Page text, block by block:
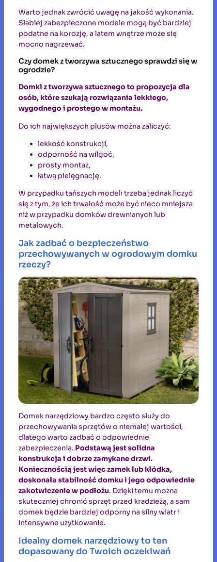
Warto jednak zwrócić uwagę na jakość wykonania.
Słabiej zabezpieczone modele mogą być bardziej
podatne na korozję, a latem wnętrze może się
mocno nagrzewać.
Czy domek z tworzywa sztucznego sprawdzi się w
ogrodzie?
Domki z tworzywa sztucznego to propozycja dla
osób, które szukają rozwiązania lekkiego,
wygodnego i prostego w montażu.
Do ich największych plusów można zaliczyć:
lekkość konstrukcji,
odporność na wilgoć,
prosty montaż,
łatwą pielęgnację.
W przypadku tańszych modeli trzeba jednak liczyć
się z tym, że ich trwałość może być nieco mniejsza
niż w przypadku domków drewnianych lub
metalowych.
Jak zadbać o bezpieczeństwo
przechowywanych w ogrodowym domku
rzeczy?
Domek narzędziowy bardzo często służy do
przechowywania sprzętów o niemałej wartości,
dlatego warto zadbać o odpowiednie
zabezpieczenia. Podstawą jest solidna
konstrukcja i dobrze zamykane drzwi.
Koniecznością jest więc zamek lub kłódka,
doskonała stabilność domku i jego odpowiednie
zakotwiczenie w podłożu. Dzięki temu można
skuteczniej chronić sprzęt przed kradzieżą, a sam
domek będzie bardziej odporny na silny wiatr i
intensywne użytkowanie.
Idealny domek narzędziowy to ten
dopasowany do Twoich oczekiwań